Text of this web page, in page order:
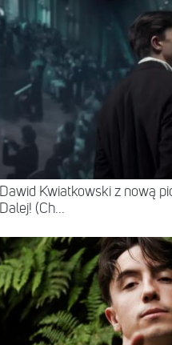
Dawid Kwiatkowski z nową
Dalej! (Ch...